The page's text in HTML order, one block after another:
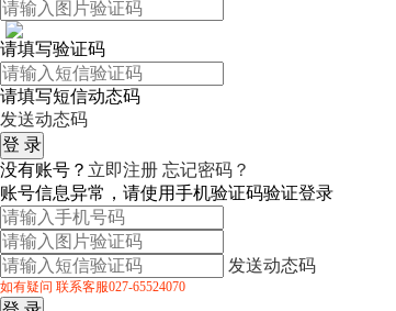
请填写验证码
请填写短信动态码
发送动态码
没有账号？ 立即注册 忘记密码？
账号信息异常，请使用手机验证码验证登录
发送动态码
如有疑问 联系客服027-65524070